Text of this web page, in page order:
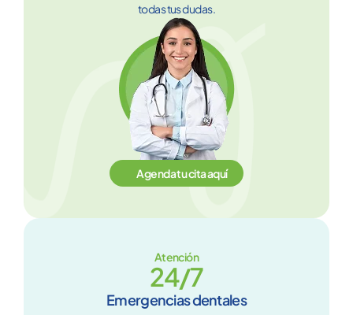
todas tus dudas.
Agenda tu cita aquí
Atención
24/7
Emergencias dentales